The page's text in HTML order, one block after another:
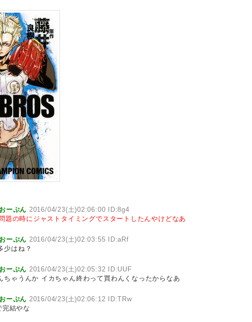
ーぷん 2016/04/23(土)02:06:00 ID:8g4
題の時にジャストタイミングでスタートしたんやけどなあ
ーぷん 2016/04/23(土)02:03:55 ID:aRf
少はね？
ーぷん 2016/04/23(土)02:05:32 ID:UUF
ちゃうんか イカちゃん終わって買わんくなったからなあ
ーぷん 2016/04/23(土)02:06:12 ID:TRw
完結やな